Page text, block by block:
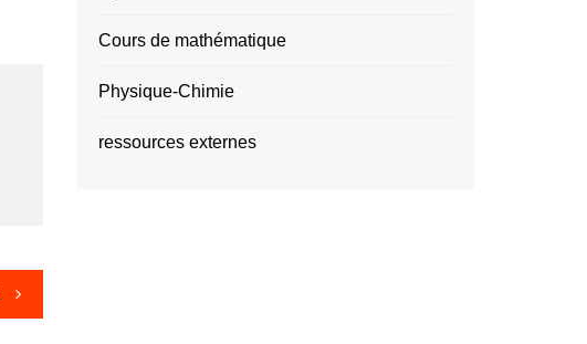
Cours de mathématique
Physique-Chimie
ressources externes